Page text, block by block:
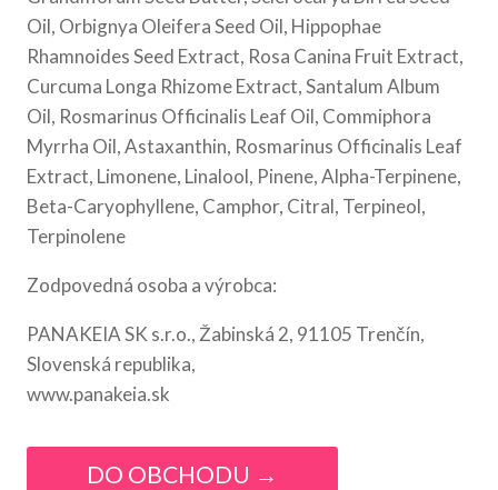
Oil, Orbignya Oleifera Seed Oil, Hippophae
Rhamnoides Seed Extract, Rosa Canina Fruit Extract,
Curcuma Longa Rhizome Extract, Santalum Album
Oil, Rosmarinus Officinalis Leaf Oil, Commiphora
Myrrha Oil, Astaxanthin, Rosmarinus Officinalis Leaf
Extract, Limonene, Linalool, Pinene, Alpha-Terpinene,
Beta-Caryophyllene, Camphor, Citral, Terpineol,
Terpinolene
Zodpovedná osoba a výrobca:
PANAKEIA SK s.r.o., Žabinská 2, 91105 Trenčín,
Slovenská republika,
www.panakeia.sk
DO OBCHODU →